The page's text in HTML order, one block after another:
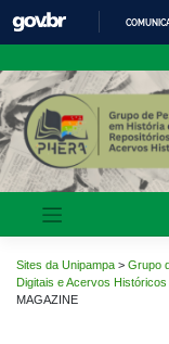
para
o
conteúdo
Sites da Unipampa > Grupo
Digitais e Acervos Históricos
MAGAZINE